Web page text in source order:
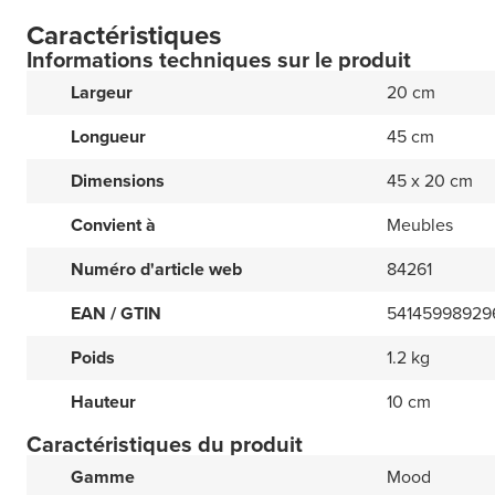
Caractéristiques
Informations techniques sur le produit
Largeur
20 cm
Longueur
45 cm
Dimensions
45 x 20 cm
Convient à
Meubles
Numéro d'article web
84261
EAN / GTIN
Poids
1.2 kg
Hauteur
10 cm
Caractéristiques du produit
Gamme Mood